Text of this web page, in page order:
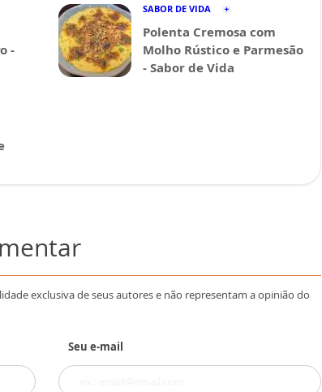
-
SABOR DE VIDA
Polenta Cremosa com
Molho Rústico e Parmesão
- Sabor de Vida
exclusiva de seus autores e não representam a opinião do
Seu e-mail